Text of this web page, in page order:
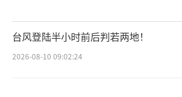
台风登陆半小时前后判若两地！
2026-08-10 09:02:24